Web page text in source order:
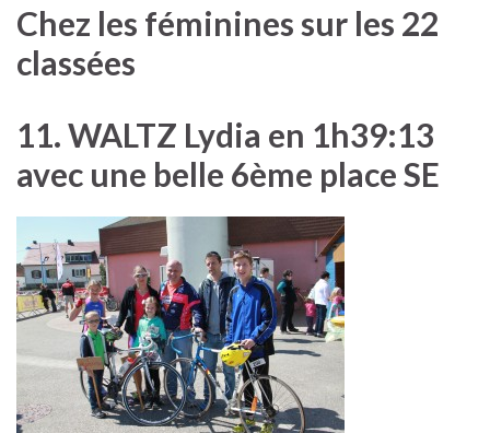
Chez les féminines sur les 22
classées
11. WALTZ Lydia en 1h39:13
avec une belle 6ème place SE